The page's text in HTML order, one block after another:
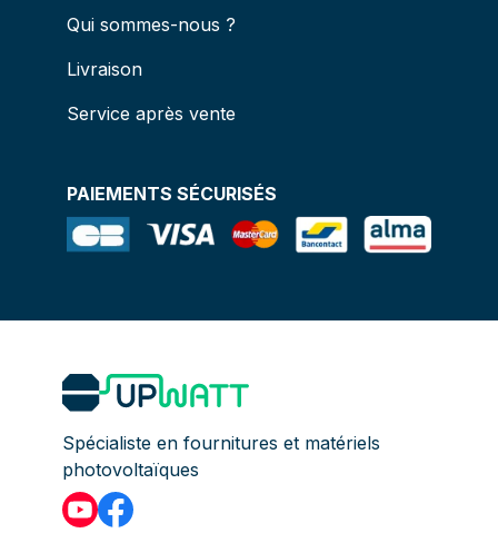
Qui sommes-nous ?
Livraison
Service après vente
PAIEMENTS SÉCURISÉS
Spécialiste en fournitures et matériels
photovoltaïques